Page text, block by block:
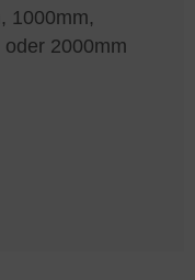
1000mm,
2000mm